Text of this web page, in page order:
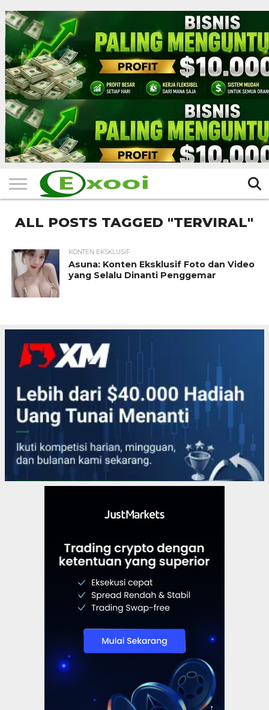
HOME
FILTER
BERITA
BIODATA
CERITA
CERPEN
EKSKLUSIF
FOTO
VIDEO
TIPS
MORE
ALL POSTS TAGGED "TERVIRAL"
KONTEN EKSKLUSIF
Asuna: Konten Eksklusif Foto dan Video
yang Selalu Dinanti Penggemar